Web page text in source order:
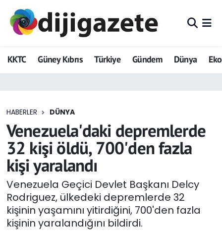
KKTC Güney Kıbrıs Türkiye Gündem Dünya
HABERLER DÜNYA
Venezuela'daki depremlerde
32 kişi öldü, 700'den fazla
kişi yaralandı
Venezuela Geçici Devlet Başkanı Delcy
Rodriguez, ülkedeki depremlerde 32
kişinin yaşamını yitirdiğini, 700'den fazla
kişinin yaralandığını bildirdi.
ADVERTORIAL
Dijigazete
Eğitim
Ekonomi
Foto Galeri
GEZİ
Güncel
Hava Durumu
Trafik Durumu
Tüm Manşetler
Son Dakika Haberleri
Haber Arşivi